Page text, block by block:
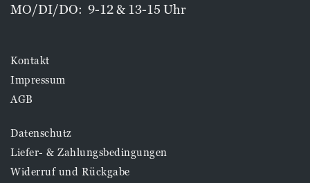
MO/DI/DO: 9-12 & 13-15 Uhr
Kontakt
Impressum
AGB
Datenschutz
Liefer- & Zahlungsbedingungen
Widerruf und Rückgabe